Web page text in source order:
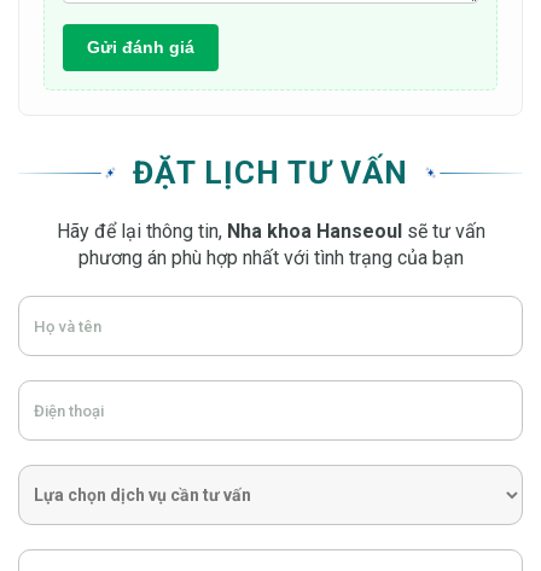
Gửi đánh giá
ĐẶT LỊCH TƯ VẤN
Hãy để lại thông tin, Nha khoa Hanseoulsẽ tư vấn
phương án phù hợp nhất với tình trạng của bạn